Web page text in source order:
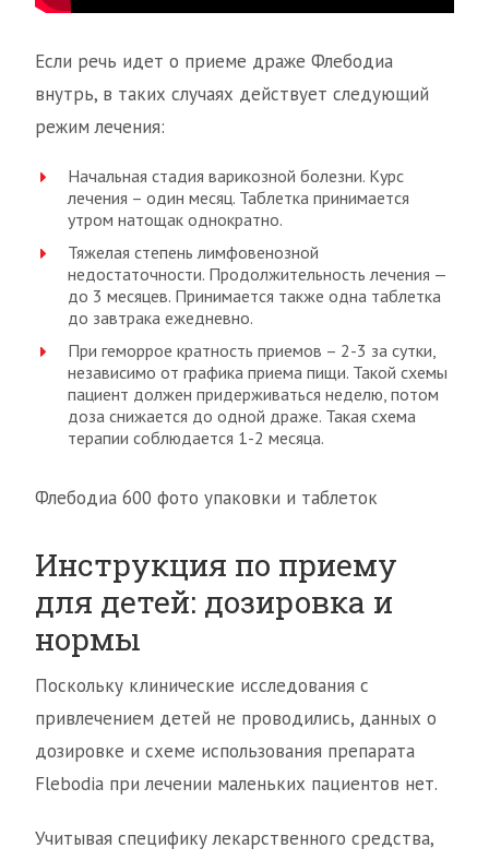
Если речь идет о приеме драже Флебодиа
внутрь, в таких случаях действует следующий
режим лечения:
Начальная стадия варикозной болезни. Курс
лечения – один месяц. Таблетка принимается
утром натощак однократно.
Тяжелая степень лимфовенозной
недостаточности. Продолжительность лечения —
до 3 месяцев. Принимается также одна таблетка
до завтрака ежедневно.
При геморрое кратность приемов – 2-3 за сутки,
независимо от графика приема пищи. Такой схемы
пациент должен придерживаться неделю, потом
доза снижается до одной драже. Такая схема
терапии соблюдается 1-2 месяца.
Флебодиа 600 фото упаковки и таблеток
Инструкция по приему
для детей: дозировка и
нормы
Поскольку клинические исследования с
привлечением детей не проводились, данных о
дозировке и схеме использования препарата
Flebodia при лечении маленьких пациентов нет.
Учитывая специфику лекарственного средства,